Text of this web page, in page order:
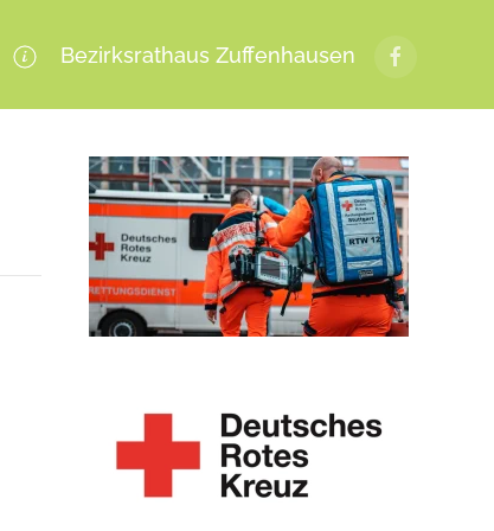
Bezirksrathaus Zuffenhausen